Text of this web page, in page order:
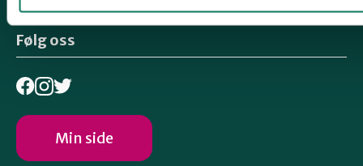
Følg oss
Min side